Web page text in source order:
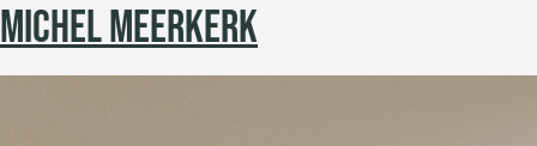
MICHEL MEERKERK